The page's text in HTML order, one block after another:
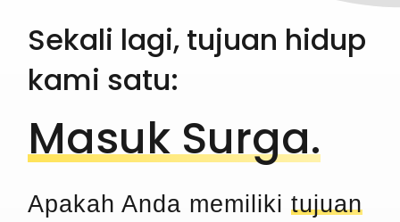
Sekali lagi, tujuan hidup
kami satu:
Masuk Surga.
Apakah Anda memiliki tujuan